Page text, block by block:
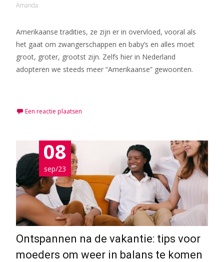
Amanda
Amerikaanse tradities, ze zijn er in overvloed, vooral als
het gaat om zwangerschappen en baby’s en alles moet
groot, groter, grootst zijn. Zelfs hier in Nederland
adopteren we steeds meer “Amerikaanse” gewoonten.
Een reactie plaatsen
08
sep/23
Ontspannen na de vakantie: tips voor
moeders om weer in balans te komen